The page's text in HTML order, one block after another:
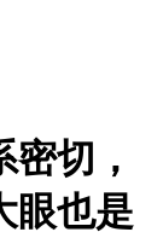
切，
眼也是